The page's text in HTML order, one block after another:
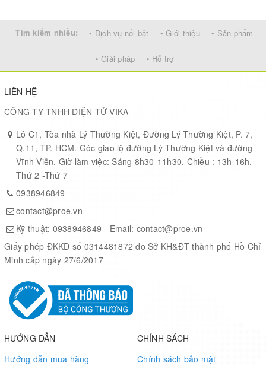
Tìm kiếm nhiều: • Dịch vụ nổi bật • Giới thiệu • Sản phẩm
• Giải pháp • Hỗ trợ
LIÊN HỆ
CÔNG TY TNHH ĐIỆN TỬ VIKA
Lô C1, Tòa nhà Lý Thường Kiệt, Đường Lý Thường Kiệt, P. 7,
Q.11, TP. HCM. Góc giao lộ đường Lý Thường Kiệt và đường
Vĩnh Viễn. Giờ làm việc: Sáng 8h30-11h30, Chiều : 13h-16h,
Thứ 2 -Thứ 7
0938946849
contact@proe.vn
Kỹ thuật: 0938946849 - Email: contact@proe.vn
Giấy phép ĐKKD số 0314481872 do Sở KH&ĐT thành phố Hồ Chí
Minh cấp ngày 27/6/2017
HƯỚNG DẪN
Hướng dẫn mua hàng
CHÍNH SÁCH
Chính sách bảo mật